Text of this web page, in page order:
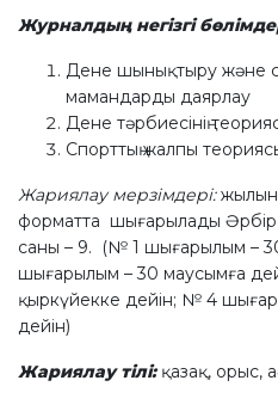
Журналдың негізгі
Дене шынықтыру және
мамандарды даярлау
Дене тәрбиесінің
Спорттың жалпы
Жариялау мерзімдері:
форматта шығарылады
саны – 9. (№ 1 шығарылым –
шығарылым – 30 маусымға
қыркүйекке дейін; № 4
дейін)
Жариялау тілі: қазақ, орыс,